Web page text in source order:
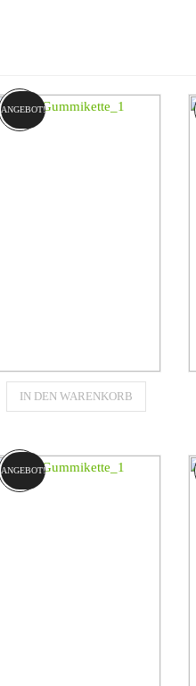
Gummikette
380x102x42
257
ANGEBOT!
IN DEN WARENKORB
ANGEBOT!